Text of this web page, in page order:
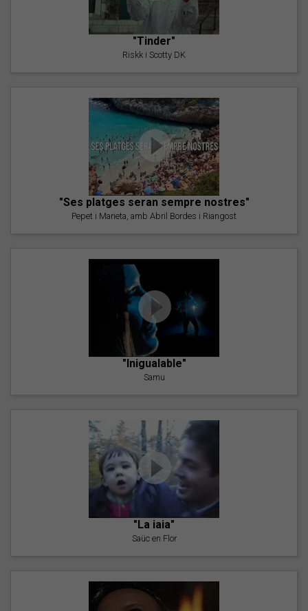
"Tinder"
Riskk i Scotty DK
"Ses platges seran sempre nostres"
Pepet i Marieta, amb Abril Bordes i Riangost
"Inigualable"
Samu
"La iaia"
Saüc en Flor